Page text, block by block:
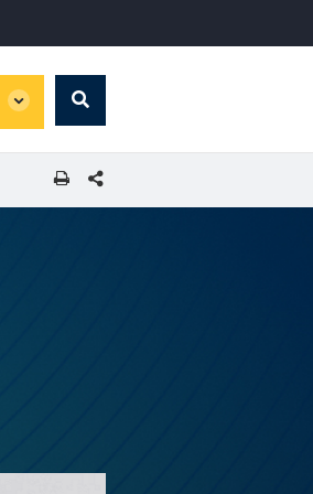
global
Search
SHARE THIS PAGE